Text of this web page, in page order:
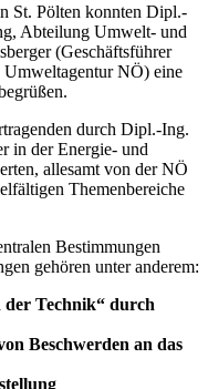
St. Pölten konnten Dipl.-
Abteilung Umwelt- und
(Geschäftsführer
Umweltagentur NÖ) eine
durch Dipl.-Ing.
in der Energie- und
allesamt von der NÖ
Themenbereiche
Bestimmungen
gehören unter anderem:
der Technik“ durch
Beschwerden an das